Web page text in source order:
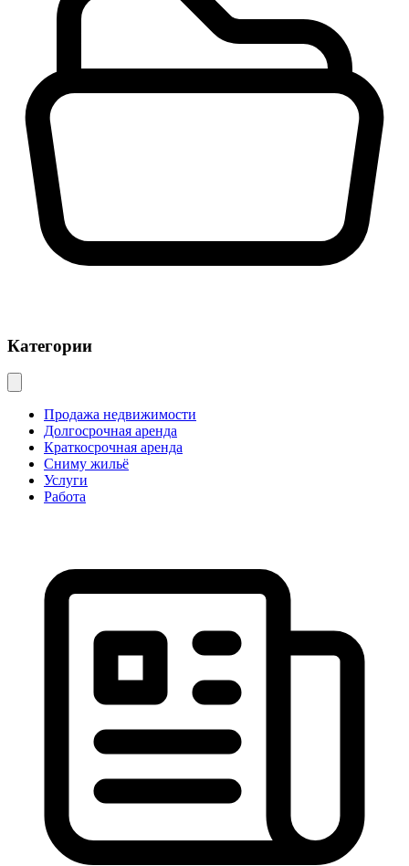
Категории
Продажа недвижимости
Долгосрочная аренда
Краткосрочная аренда
Сниму жильё
Услуги
Работа